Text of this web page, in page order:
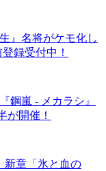
』名将がケモ化し
録受付中！
鋼嵐 - メカラシ』
が開催！
新章「氷と血の